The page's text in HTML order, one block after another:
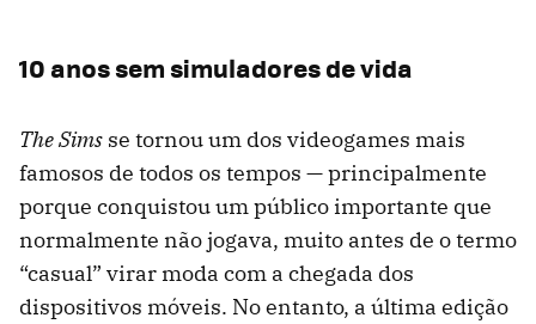
10 anos sem simuladores de vida
The Sims se tornou um dos videogames mais
famosos de todos os tempos — principalmente
porque conquistou um público importante que
normalmente não jogava, muito antes de o termo
“casual” virar moda com a chegada dos
dispositivos móveis. No entanto, a última edição